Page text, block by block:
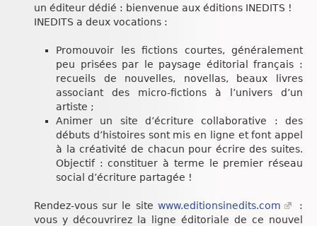
un éditeur dédié : bienvenue aux éditions INEDITS !
INEDITS a deux vocations :
Promouvoir les fictions courtes, généralement
peu prisées par le paysage éditorial français :
recueils de nouvelles, novellas, beaux livres
associant des micro-fictions à l’univers d’un
artiste ;
Animer un site d’écriture collaborative : des
débuts d’histoires sont mis en ligne et font appel
à la créativité de chacun pour écrire des suites.
Objectif : constituer à terme le premier réseau
social d’écriture partagée !
Rendez-vous sur le site www.editionsinedits.com
:
vous y découvrirez la ligne éditoriale de ce nouvel